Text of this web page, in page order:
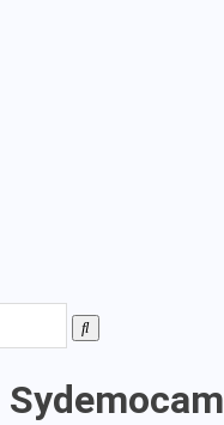
Sydemocam